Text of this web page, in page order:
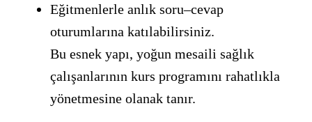
Eğitmenlerle anlık soru–cevap
oturumlarına katılabilirsiniz.
Bu esnek yapı, yoğun mesaili sağlık
çalışanlarının kurs programını rahatlıkla
yönetmesine olanak tanır.